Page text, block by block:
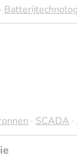
·
· SCADA ·